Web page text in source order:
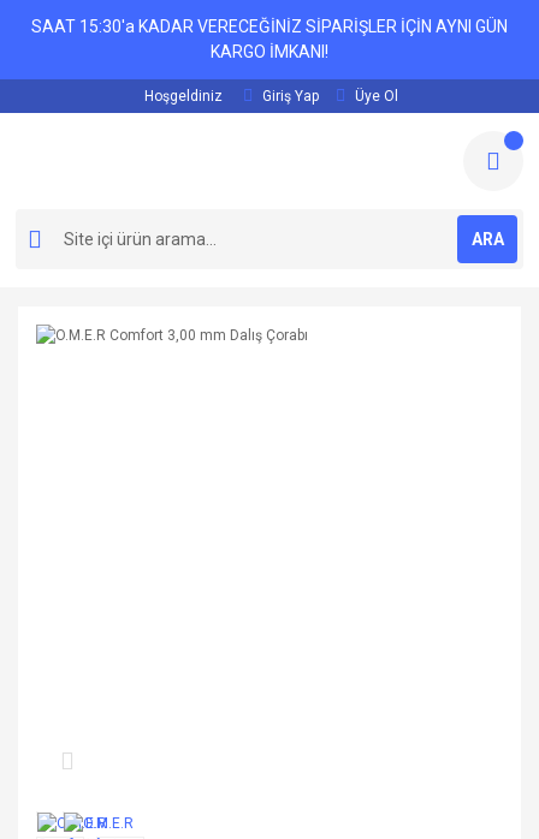
SAAT 15:30'a KADAR VERECEĞİNİZ SİPARİŞLER İÇİN AYNI GÜN
KARGO İMKANI!
Hoşgeldiniz Giriş Yap Üye Ol
ARA